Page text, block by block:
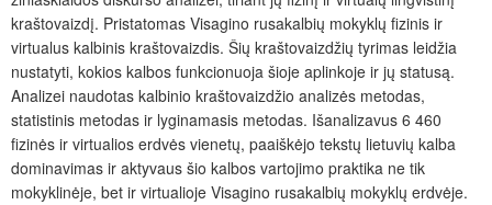
kraštovaizdį. Pristatomas Visagino rusakalbių mokyklų fizinis ir
virtualus kalbinis kraštovaizdis. Šių kraštovaizdžių tyrimas leidžia
nustatyti, kokios kalbos funkcionuoja šioje aplinkoje ir jų statusą.
Analizei naudotas kalbinio kraštovaizdžio analizės metodas,
statistinis metodas ir lyginamasis metodas. Išanalizavus 6 460
fizinės ir virtualios erdvės vienetų, paaiškėjo tekstų lietuvių kalba
dominavimas ir aktyvaus šio kalbos vartojimo praktika ne tik
mokyklinėje, bet ir virtualioje Visagino rusakalbių mokyklų erdvėje.